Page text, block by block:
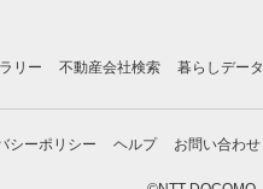
リー 不動産会社検索 暮らしデータ
シーポリシー ヘルプ お問い合わせ